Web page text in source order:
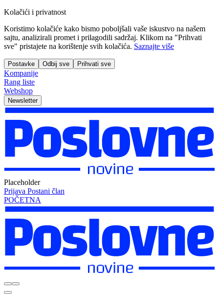
Kolačići i privatnost
Koristimo kolačiće kako bismo poboljšali vaše iskustvo na našem
sajtu, analizirali promet i prilagodili sadržaj. Klikom na "Prihvati
sve" pristajete na korištenje svih kolačića. Saznajte više
Postavke Odbij sve Prihvati sve
Kompanije
Rang liste
Webshop
Newsletter
Placeholder
Prijava Postani član
POČETNA